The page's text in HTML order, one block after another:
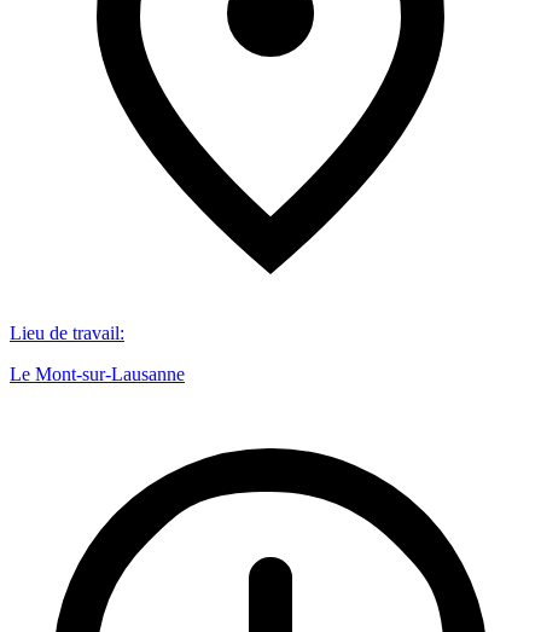
Lieu de travail:
Le Mont-sur-Lausanne